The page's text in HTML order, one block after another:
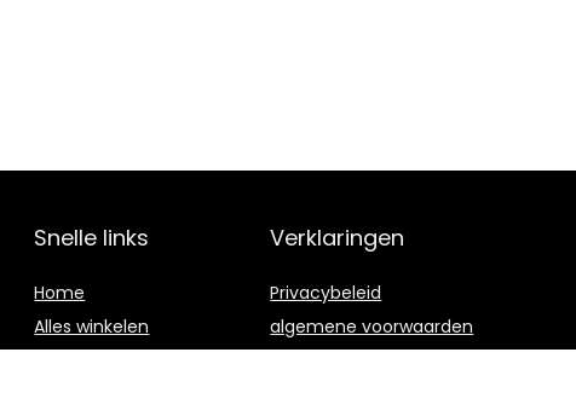
Snelle links
Home
Alles winkelen
Verklaringen
Privacybeleid
algemene voorwaarden